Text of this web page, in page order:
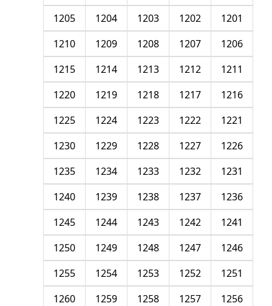
1201
1202
1203
1204
1205
1206
1207
1208
1209
1210
1211
1212
1213
1214
1215
1216
1217
1218
1219
1220
1221
1222
1223
1224
1225
1226
1227
1228
1229
1230
1231
1232
1233
1234
1235
1236
1237
1238
1239
1240
1241
1242
1243
1244
1245
1246
1247
1248
1249
1250
1251
1252
1253
1254
1255
1256
1257
1258
1259
1260